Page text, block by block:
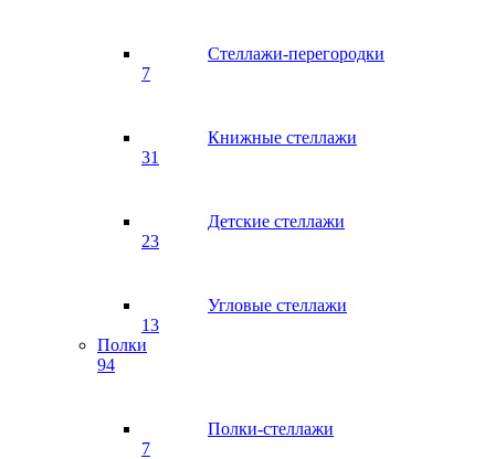
Стеллажи-перегородки
7
Книжные стеллажи
31
Детские стеллажи
23
Угловые стеллажи
13
Полки
94
Полки-стеллажи
7